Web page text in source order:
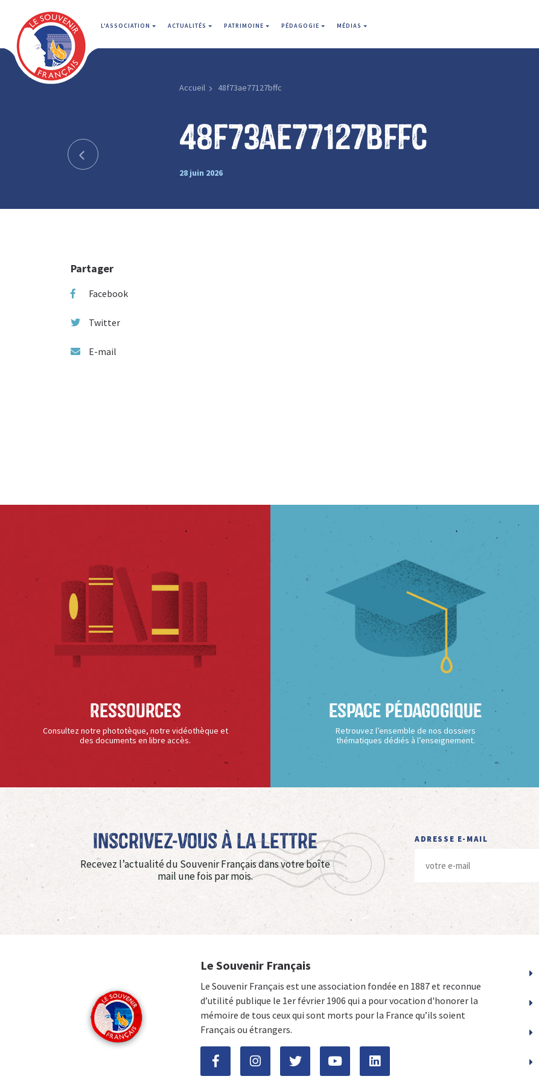
L'ASSOCIATION ACTUALITÉS PATRIMOINE PÉDAGOGIE MÉDIAS
Accueil 48f73ae77127bffc
48f73ae77127bffc
28 juin 2026
Partager
Facebook
Twitter
E-mail
Ressources
Consultez notre phototèque, notre vidéothèque et
des documents en libre accès.
Espace Pédagogique
Retrouvez l’ensemble de nos dossiers
thématiques dédiés à l’enseignement.
Inscrivez-vous à La Lettre
Recevez l’actualité du Souvenir Français dans votre boîte
mail une fois par mois.
ADRESSE E-MAIL
Le Souvenir Français
Le Souvenir Français est une association fondée en 1887 et reconnue
d’utilité publique le 1er février 1906 qui a pour vocation d'honorer la
mémoire de tous ceux qui sont morts pour la France qu’ils soient
Français ou étrangers.